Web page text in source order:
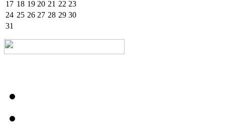
17 18 19 20 21 22 23
24 25 26 27 28 29 30
31